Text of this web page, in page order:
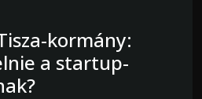
kormány:
a startup-